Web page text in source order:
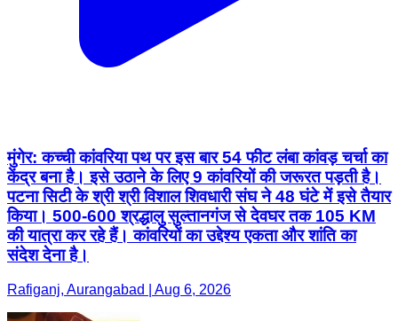
मुंगेर: कच्ची कांवरिया पथ पर इस बार 54 फीट लंबा कांवड़ चर्चा का
केंद्र बना है। इसे उठाने के लिए 9 कांवरियों की जरूरत पड़ती है।
पटना सिटी के श्री श्री विशाल शिवधारी संघ ने 48 घंटे में इसे तैयार
किया। 500-600 श्रद्धालु सुल्तानगंज से देवघर तक 105 KM
की यात्रा कर रहे हैं। कांवरियों का उद्देश्य एकता और शांति का
संदेश देना है।
Rafiganj, Aurangabad | Aug 6, 2026